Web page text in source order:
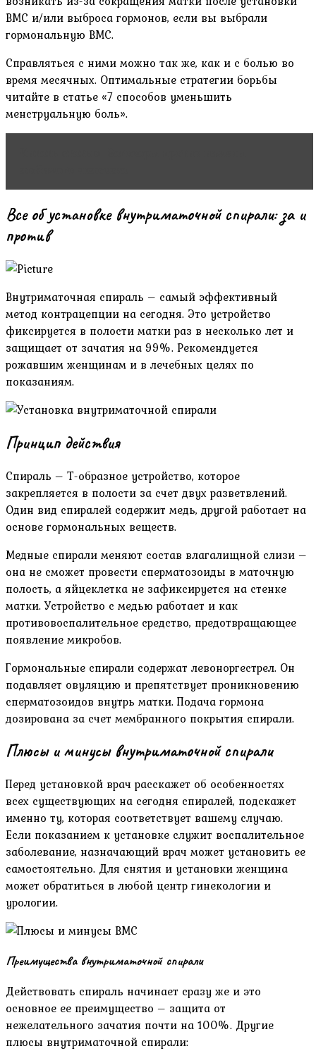
ВМС и/или выброса гормонов, если вы выбрали
гормональную ВМС.
Справляться с ними можно так же, как и с болью во
время месячных. Оптимальные стратегии борьбы
читайте в статье «7 способов уменьшить
менструальную боль».
Все об установке внутриматочной спирали: за и
против
Внутриматочная спираль – самый эффективный
метод контрацепции на сегодня. Это устройство
фиксируется в полости матки раз в несколько лет и
защищает от зачатия на 99%. Рекомендуется
рожавшим женщинам и в лечебных целях по
показаниям.
Принцип действия
Спираль – Т-образное устройство, которое
закрепляется в полости за счет двух разветвлений.
Один вид спиралей содержит медь, другой работает на
основе гормональных веществ.
Медные спирали меняют состав влагалищной слизи –
она не сможет провести сперматозоиды в маточную
полость, а яйцеклетка не зафиксируется на стенке
матки. Устройство с медью работает и как
противовоспалительное средство, предотвращающее
появление микробов.
Гормональные спирали содержат левоноргестрел. Он
подавляет овуляцию и препятствует проникновению
сперматозоидов внутрь матки. Подача гормона
дозирована за счет мембранного покрытия спирали.
Плюсы и минусы внутриматочной спирали
Перед установкой врач расскажет об особенностях
всех существующих на сегодня спиралей, подскажет
именно ту, которая соответствует вашему случаю.
Если показанием к установке служит воспалительное
заболевание, назначающий врач может установить ее
самостоятельно. Для снятия и установки женщина
может обратиться в любой центр гинекологии и
урологии.
Преимущества внутриматочной спирали
Действовать спираль начинает сразу же и это
основное ее преимущество – защита от
нежелательного зачатия почти на 100%. Другие
плюсы внутриматочной спирали: